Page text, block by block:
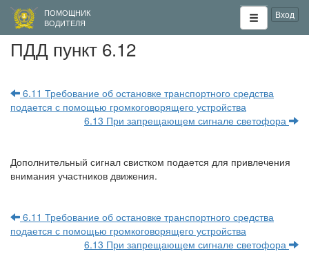
ПОМОЩНИК
ВОДИТЕЛЯ
Вход
ПДД пункт 6.12
6.11 Требование об остановке транспортного средства
подается с помощью громкоговорящего устройства
6.13 При запрещающем сигнале светофора
Дополнительный сигнал свистком подается для привлечения
внимания участников движения.
6.11 Требование об остановке транспортного средства
подается с помощью громкоговорящего устройства
6.13 При запрещающем сигнале светофора